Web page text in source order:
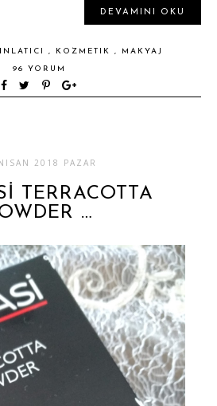
DEVAMINI OKU
, KOZMETIK ,
MAKYAJ
96 YORUM
2018 PAZAR
TERRACOTTA
…